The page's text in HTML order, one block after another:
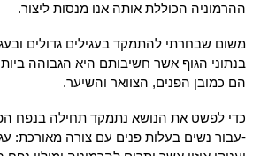
ההרמוניה הכוללת אותה אנו מנסות ליצור.
משום שבחרתי להתמקד בעגילים גדולים
בנתוני הגוף אשר חשיבותם היא הגבוהה
הם כמובן הפנים, הצוואר והשיער.
כדי לפשט את הנושא נתמקד תחילה בנפח
-עבור נשים בעלות פנים עם צורה מאורכת: